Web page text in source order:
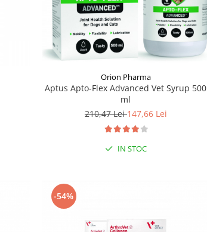
Orion Pharma
Aptus Apto-Flex Advanced Vet Syrup 500
ml
210,47 Lei147,66 Lei
IN STOC
-54%